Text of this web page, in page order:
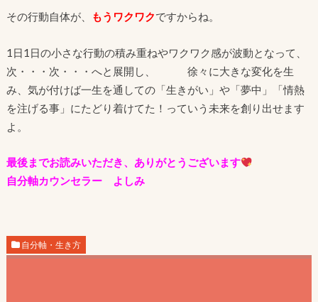
その行動自体が、 もうワクワクですからね。
1日1日の小さな行動の積み重ねやワクワク感が波動となって、
次・・・次・・・へと展開し、 徐々に大きな変化を生
み、気が付けば一生を通しての「生きがい」や「夢中」「情熱
を注げる事」にたどり着けてた！っていう未来を創り出せます
よ。
最後までお読みいただき、ありがとうございます
自分軸カウンセラー よしみ
自分軸・生き方